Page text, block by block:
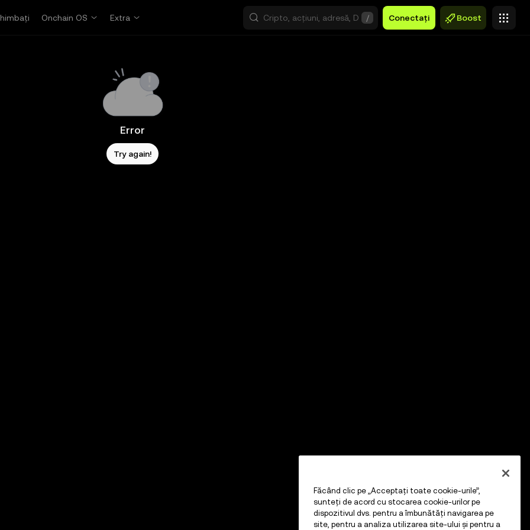
Onchain OS Extra / Conectați Boost
Error
Try again!
Făcând clic pe „Acceptați toate cookie-urile”,
sunteți de acord cu stocarea cookie-urilor pe
dispozitivul dvs. pentru a îmbunătăți navigarea pe
site, pentru a analiza utilizarea site-ului și pentru a